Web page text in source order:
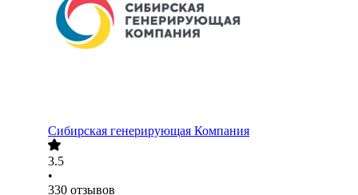
Сибирская генерирующая Компания
3.5
•
330 отзывов